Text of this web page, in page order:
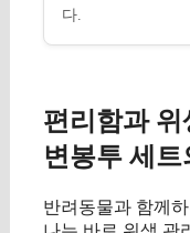
다.
편리함과 위
변봉투 세트
반려동물과 함께